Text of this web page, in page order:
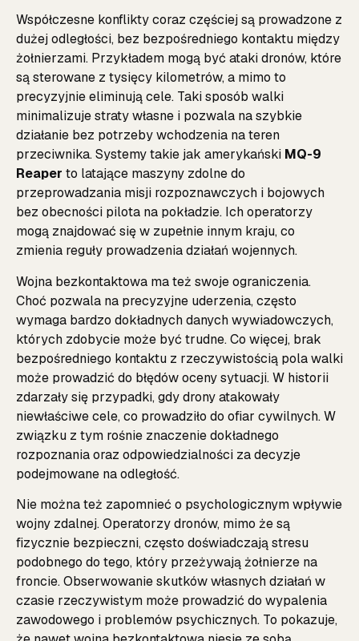
Współczesne konflikty coraz częściej są prowadzone z
dużej odległości, bez bezpośredniego kontaktu między
żołnierzami. Przykładem mogą być ataki dronów, które
są sterowane z tysięcy kilometrów, a mimo to
precyzyjnie eliminują cele. Taki sposób walki
minimalizuje straty własne i pozwala na szybkie
działanie bez potrzeby wchodzenia na teren
przeciwnika. Systemy takie jak amerykański MQ-9
Reaper to latające maszyny zdolne do
przeprowadzania misji rozpoznawczych i bojowych
bez obecności pilota na pokładzie. Ich operatorzy
mogą znajdować się w zupełnie innym kraju, co
zmienia reguły prowadzenia działań wojennych.
Wojna bezkontaktowa ma też swoje ograniczenia.
Choć pozwala na precyzyjne uderzenia, często
wymaga bardzo dokładnych danych wywiadowczych,
których zdobycie może być trudne. Co więcej, brak
bezpośredniego kontaktu z rzeczywistością pola walki
może prowadzić do błędów oceny sytuacji. W historii
zdarzały się przypadki, gdy drony atakowały
niewłaściwe cele, co prowadziło do ofiar cywilnych. W
związku z tym rośnie znaczenie dokładnego
rozpoznania oraz odpowiedzialności za decyzje
podejmowane na odległość.
Nie można też zapomnieć o psychologicznym wpływie
wojny zdalnej. Operatorzy dronów, mimo że są
fizycznie bezpieczni, często doświadczają stresu
podobnego do tego, który przeżywają żołnierze na
froncie. Obserwowanie skutków własnych działań w
czasie rzeczywistym może prowadzić do wypalenia
zawodowego i problemów psychicznych. To pokazuje,